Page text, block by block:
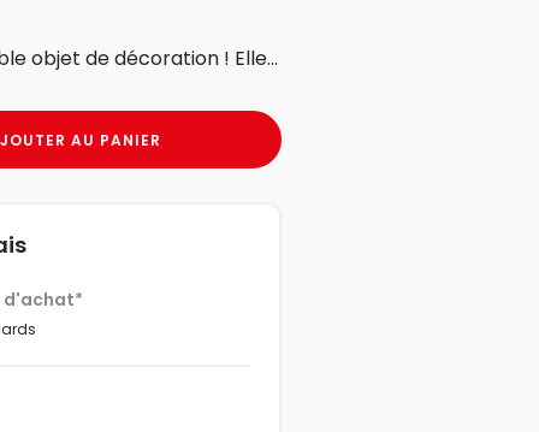
objet de décoration ! Elle...
AU PANIER
d'achat*